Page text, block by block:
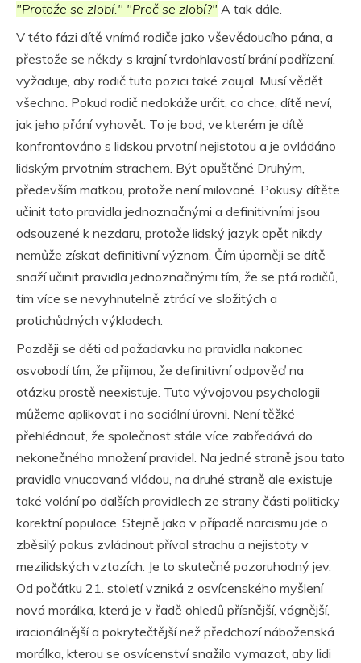
"Protože se zlobí." "Proč se zlobí?" A tak dále.
V této fázi dítě vnímá rodiče jako vševědoucího pána, a
přestože se někdy s krajní tvrdohlavostí brání podřízení,
vyžaduje, aby rodič tuto pozici také zaujal. Musí vědět
všechno. Pokud rodič nedokáže určit, co chce, dítě neví,
jak jeho přání vyhovět. To je bod, ve kterém je dítě
konfrontováno s lidskou prvotní nejistotou a je ovládáno
lidským prvotním strachem. Být opuštěné Druhým,
především matkou, protože není milované. Pokusy dítěte
učinit tato pravidla jednoznačnými a definitivními jsou
odsouzené k nezdaru, protože lidský jazyk opět nikdy
nemůže získat definitivní význam. Čím úporněji se dítě
snaží učinit pravidla jednoznačnými tím, že se ptá rodičů,
tím více se nevyhnutelně ztrácí ve složitých a
protichůdných výkladech.
Později se děti od požadavku na pravidla nakonec
osvobodí tím, že přijmou, že definitivní odpověď na
otázku prostě neexistuje. Tuto vývojovou psychologii
můžeme aplikovat i na sociální úrovni. Není těžké
přehlédnout, že společnost stále více zabředává do
nekonečného množení pravidel. Na jedné straně jsou tato
pravidla vnucovaná vládou, na druhé straně ale existuje
také volání po dalších pravidlech ze strany části politicky
korektní populace. Stejně jako v případě narcismu jde o
zběsilý pokus zvládnout příval strachu a nejistoty v
mezilidských vztazích. Je to skutečně pozoruhodný jev.
Od počátku 21. století vzniká z osvícenského myšlení
nová morálka, která je v řadě ohledů přísnější, vágnější,
iracionálnější a pokrytečtější než předchozí náboženská
morálka, kterou se osvícenství snažilo vymazat, aby lidi